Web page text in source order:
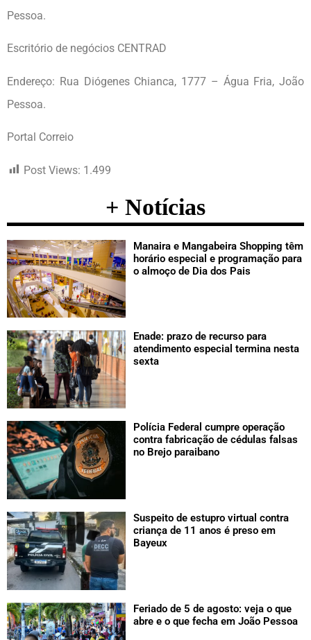
Pessoa.
Escritório de negócios CENTRAD
Endereço: Rua Diógenes Chianca, 1777 – Água Fria, João
Pessoa.
Portal Correio
Post Views: 1.499
+ Notícias
Manaira e Mangabeira Shopping têm
horário especial e programação para
o almoço de Dia dos Pais
Enade: prazo de recurso para
atendimento especial termina nesta
sexta
Polícia Federal cumpre operação
contra fabricação de cédulas falsas
no Brejo paraibano
Suspeito de estupro virtual contra
criança de 11 anos é preso em
Bayeux
Feriado de 5 de agosto: veja o que
abre e o que fecha em João Pessoa